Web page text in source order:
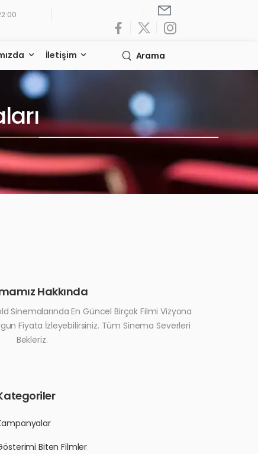
İletişim Arama
Hakkında
Sinemalarında En Güncel Birçok Filmi Vizyona
Fiyata İzleyebilirsiniz. Tüm Sinema Severleri
Bekleriz.
Biten Filmler